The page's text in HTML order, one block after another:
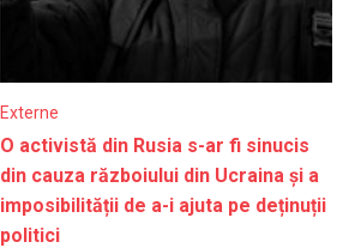
Externe
O activistă din Rusia s-ar fi sinucis
din cauza războiului din Ucraina și a
imposibilității de a-i ajuta pe deținuții
politici